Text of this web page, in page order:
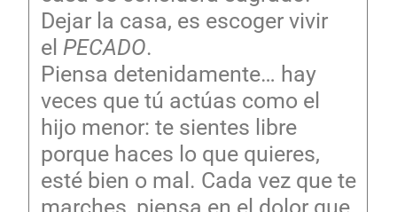
Dejar la casa, es escoger vivir
el PECADO.
Piensa detenidamente… hay
veces que tú actúas como el
hijo menor: te sientes libre
porque haces lo que quieres,
esté bien o mal. Cada vez que te